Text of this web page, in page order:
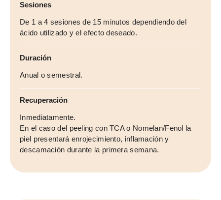
Sesiones
De 1 a 4 sesiones de 15 minutos dependiendo del
ácido utilizado y el efecto deseado.
Duración
Anual o semestral.
Recuperación
Inmediatamente.
En el caso del peeling con TCA o Nomelan/Fenol la
piel presentará enrojecimiento, inflamación y
descamación durante la primera semana.